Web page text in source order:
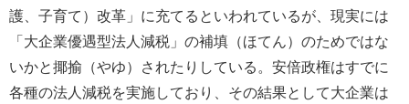
護、子育て）改革」に充てるといわれているが、現実には
「大企業優遇型法人減税」の補填（ほてん）のためではな
いかと揶揄（やゆ）されたりしている。安倍政権はすでに
各種の法人減税を実施しており、その結果として大企業は